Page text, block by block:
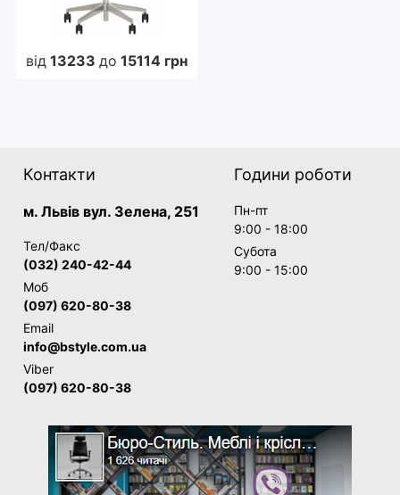
від 13233 до 15114 грн
Контакти
м. Львів вул. Зелена, 251
Тел/Факс
(032) 240-42-44
Моб
(097) 620-80-38
Email
info@bstyle.com.ua
Viber
(097) 620-80-38
Години роботи
Пн-пт
9:00 - 18:00
Субота
9:00 - 15:00